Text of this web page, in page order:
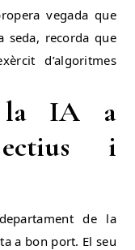
vegada que
recorda que
d’algoritmes
la IA a
i
de la
a bon port. El seu